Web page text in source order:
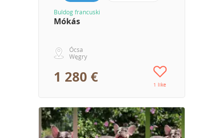
Buldog francuski
Mókás
Ócsa
Węgry
1 280 € 1 like